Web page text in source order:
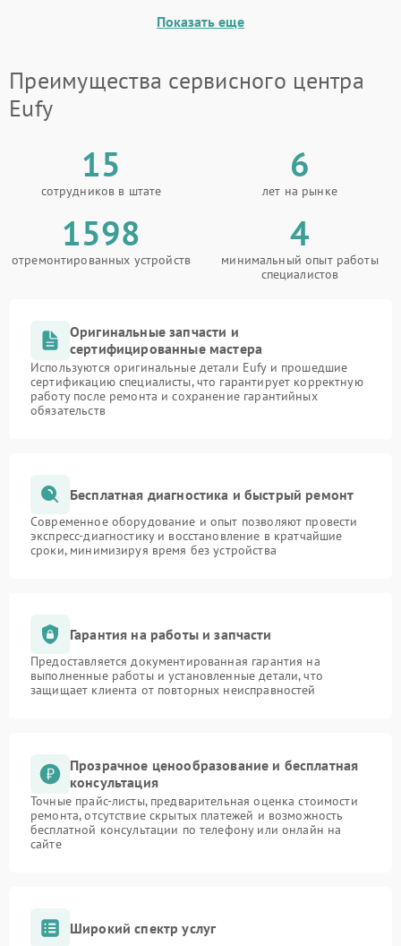
Показать еще
Преимущества сервисного центра
Eufy
15
сотрудников в штате
6
лет на рынке
1598
отремонтированных устройств
4
минимальный опыт работы
специалистов
Оригинальные запчасти и
сертифицированные мастера
Используются оригинальные детали Eufy и прошедшие
сертификацию специалисты, что гарантирует корректную
работу после ремонта и сохранение гарантийных
обязательств
Бесплатная диагностика и быстрый ремонт
Современное оборудование и опыт позволяют провести
экспресс-диагностику и восстановление в кратчайшие
сроки, минимизируя время без устройства
Гарантия на работы и запчасти
Предоставляется документированная гарантия на
выполненные работы и установленные детали, что
защищает клиента от повторных неисправностей
Прозрачное ценообразование и бесплатная
консультация
Точные прайс-листы, предварительная оценка стоимости
ремонта, отсутствие скрытых платежей и возможность
бесплатной консультации по телефону или онлайн на
сайте
Широкий спектр услуг